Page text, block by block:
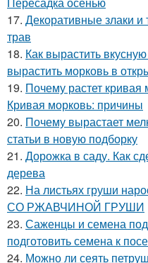
17. Декоративные злаки
трав
18. Как вырастить
вырастить морковь в
19. Почему растет кривая
Кривая морковь: причины
20. Почему вырастает
статьи в новую подборку
21. Дорожка в саду. Как
дерева
22. На листьях груши
СО РЖАВЧИНОЙ ГРУШИ
23. Саженцы и семена
подготовить семена к
24. Можно ли сеять